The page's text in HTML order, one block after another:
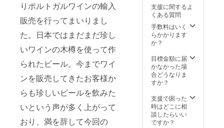
りポルトガルワインの輸入
販売を行ってまいりまし
た。日本ではまだまだ珍し
いワインの木樽を使って作
られたビール。今までワイ
ンを販売してきたお客様か
らも珍しいビールを飲みた
いという声が多く上がって
おり、満を辞して今回の
による
飲酒は
法令で
禁止さ
れてい
満の方
はこの
リター
ませ
ん。
料：
水、大
麦麦
芽、
ホッ
（グル
テンが
含まれ
「原材
料及び
添加物
等の食
OLORO
SO
330ml
定価
760円
麗な琥
珀色。
しっか
とシェ
リー樽
の香り
がしっ
ムやピ
クルス
などの
アペタ
性が良
い。無
濾過。
度数5
パーセ
ント。
TORO
支援に関するよ
くある質問
手数料はいく
らかかります
か？
目標金額に届
かなかった場
合どうなりま
すか？
支援で困った
時はどこに相
談したらいい
ですか？